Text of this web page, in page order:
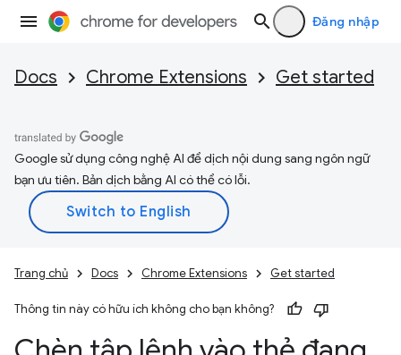
Đăng nhập
Docs Chrome Extensions Get started
Google sử dụng công nghệ AI để dịch nội dung sang ngôn ngữ
bạn ưu tiên. Bản dịch bằng AI có thể có lỗi.
Trang chủ Docs Chrome Extensions Get started
Thông tin này có hữu ích không cho bạn không?